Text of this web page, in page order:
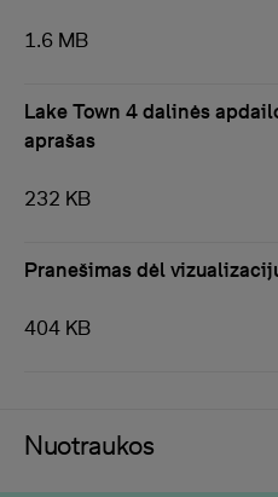
1.6 MB
Lake Town 4 dalinės
aprašas
232 KB
Pranešimas dėl
404 KB
Nuotraukos